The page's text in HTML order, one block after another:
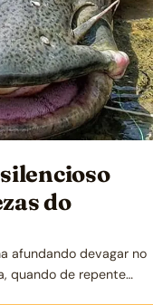
do
afundando devagar no
quando de repente…